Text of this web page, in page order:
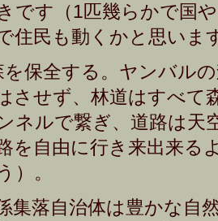
です（1匹幾らかで国
住民も動くかと思いま
を保全する。ヤンバル
させず、林道はすべて
ネルで繋ぎ、道路は天
を自由に行き来出来る
）。
集落自治体は豊かな自